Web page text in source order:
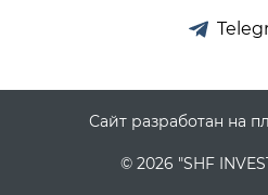
Сайт разработан на
© 2026 "SHF